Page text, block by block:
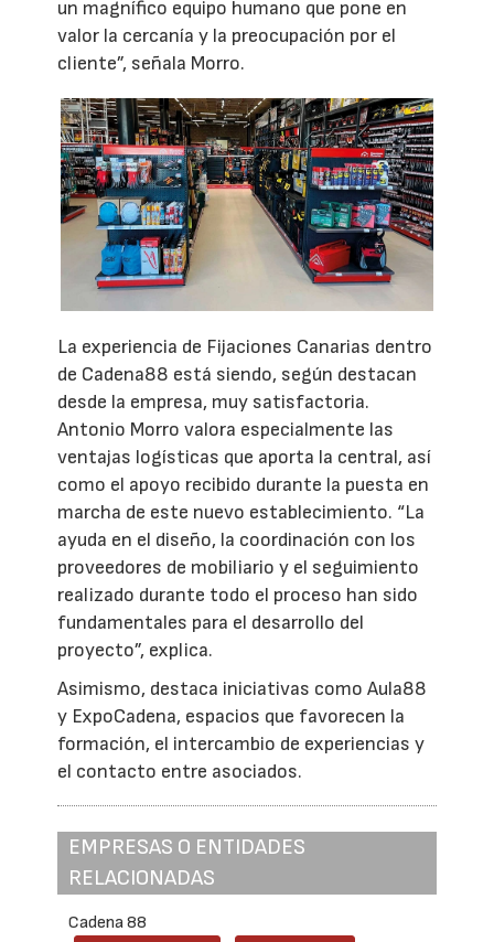
un magnífico equipo humano que pone en
valor la cercanía y la preocupación por el
cliente”, señala Morro.
La experiencia de Fijaciones Canarias dentro
de Cadena88 está siendo, según destacan
desde la empresa, muy satisfactoria.
Antonio Morro valora especialmente las
ventajas logísticas que aporta la central, así
como el apoyo recibido durante la puesta en
marcha de este nuevo establecimiento. “La
ayuda en el diseño, la coordinación con los
proveedores de mobiliario y el seguimiento
realizado durante todo el proceso han sido
fundamentales para el desarrollo del
proyecto”, explica.
Asimismo, destaca iniciativas como Aula88
y ExpoCadena, espacios que favorecen la
formación, el intercambio de experiencias y
el contacto entre asociados.
EMPRESAS O ENTIDADES
RELACIONADAS
Cadena 88